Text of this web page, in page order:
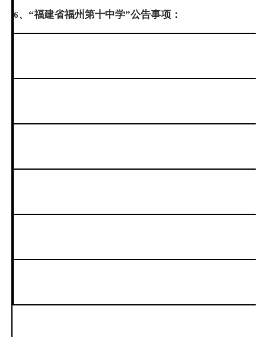
6、“福建省福州第十中学”公告事项：